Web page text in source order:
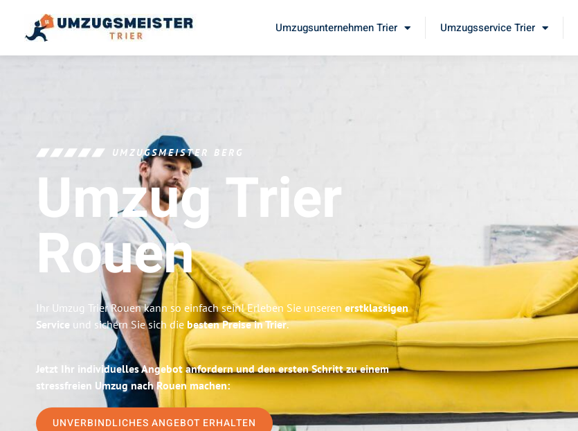
Umzugsunternehmen Trier Umzugsservice Trier
UMZUGSMEISTER BERG
Umzug Trier
Rouen
Ihr Umzug Trier Rouen kann so einfach sein! Erleben Sie unseren erstklassigen
Service und sichern Sie sich die besten Preise in Trier.
Jetzt Ihr individuelles Angebot anfordern und den ersten Schritt zu einem
stressfreien Umzug nach Rouen machen:
UNVERBINDLICHES ANGEBOT ERHALTEN